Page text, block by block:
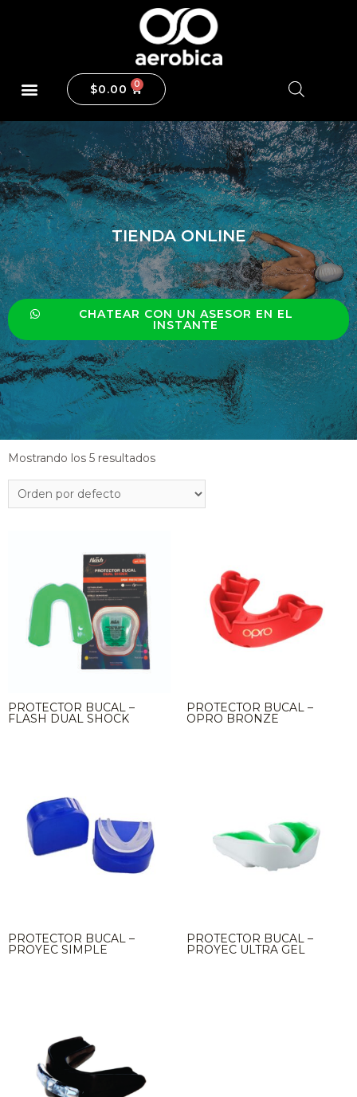
$0.00
TIENDA ONLINE
CHATEAR CON UN ASESOR EN EL
INSTANTE
Mostrando los 5 resultados
PROTECTOR BUCAL –
FLASH DUAL SHOCK
PROTECTOR BUCAL –
OPRO BRONZE
PROTECTOR BUCAL –
PROYEC SIMPLE
PROTECTOR BUCAL –
PROYEC ULTRA GEL